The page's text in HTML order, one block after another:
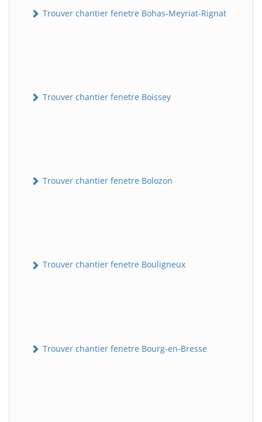
Trouver chantier fenetre Bohas-Meyriat-Rignat
Trouver chantier fenetre Boissey
Trouver chantier fenetre Bolozon
Trouver chantier fenetre Bouligneux
Trouver chantier fenetre Bourg-en-Bresse